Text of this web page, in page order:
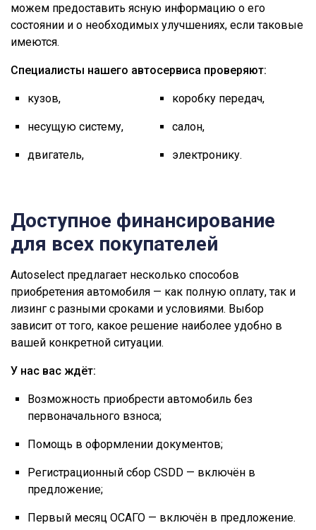
можем предоставить ясную информацию о его
состоянии и о необходимых улучшениях, если таковые
имеются.
Специалисты нашего автосервиса проверяют:
кузов,
несущую систему,
двигатель,
коробку передач,
салон,
электронику.
Доступное финансирование
для всех покупателей
Autoselect предлагает несколько способов
приобретения автомобиля — как полную оплату, так и
лизинг с разными сроками и условиями. Выбор
зависит от того, какое решение наиболее удобно в
вашей конкретной ситуации.
У нас вас ждёт:
Возможность приобрести автомобиль без
первоначального взноса;
Помощь в оформлении документов;
Регистрационный сбор CSDD — включён в
предложение;
Первый месяц ОСАГО — включён в предложение.